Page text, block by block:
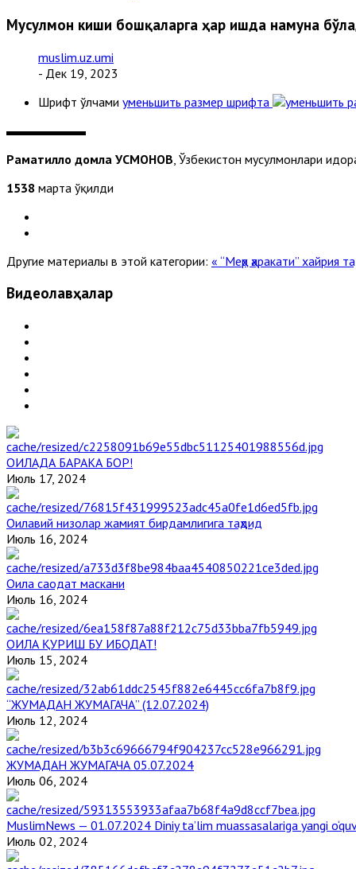
Мусулмон киши бошқаларга ҳар ишда намуна
muslim.uz.umi
- Дек 19, 2023
Шрифт ўлчами уменьшить размер шрифта
Раҳматилло домла УСМОНОВ , Ўзбекистон мусулмонлари
1538 марта ўқилди
Другие материалы в этой категории: « “Меҳр ҳаракати” хайрия
Видеолавҳалар
ОИЛАДА БАРАКА БОР!
Июль 17, 2024
Оилавий низолар жамият бирдамлигига таҳдид
Июль 16, 2024
Оила саодат маскани
Июль 16, 2024
ОИЛА ҚУРИШ БУ ИБОДАТ!
Июль 15, 2024
“ЖУМАДАН ЖУМАГАЧА” (12.07.2024)
Июль 12, 2024
ЖУМАДАН ЖУМАГАЧА 05.07.2024
Июль 06, 2024
MuslimNews — 01.07.2024 Diniy ta’lim muassasalariga yangi
Июль 02, 2024